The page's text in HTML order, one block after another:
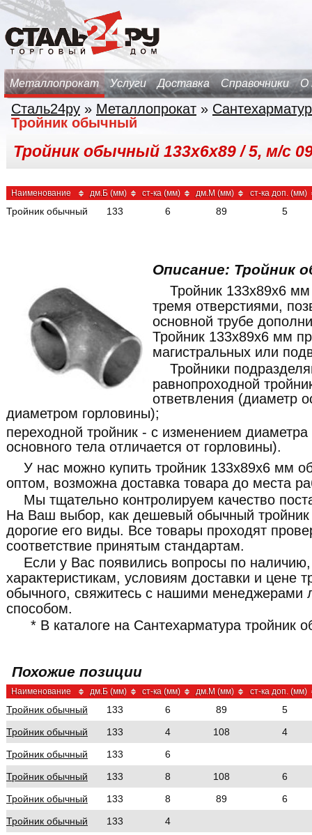
Металлопрокат Услуги Доставка Справочники О
Сталь24ру » Металлопрокат »
Тройник обычный
Тройник обычный 133х6х89 / 5, м/с
Наименование дм.Б (мм) ст-ка (мм) дм.М (мм) ст-ка доп. (мм)
Тройник обычный 133 6 89 5
Описание: Тройник
Тройник 133x89x6
тремя отверстиями,
основной трубе
Тройник 133x89x6 мм
магистральных или
Тройники
равнопроходной
ответвления (диаметр
диаметром горловины);
переходной тройник - с изменением
основного тела отличается от горловины).
У нас можно купить тройник 133x89x6 мм
оптом, возможна доставка товара до места
Мы тщательно контролируем качество
На Ваш выбор, как дешевый обычный
дорогие его виды. Все товары проходят
соответствие принятым стандартам.
Если у Вас появились вопросы по наличию,
характеристикам, условиям доставки и цене
обычного, свяжитесь с нашими
способом.
* В каталоге на Сантехарматура тройник
Похожие позиции
Наименование дм.Б (мм) ст-ка (мм) дм.М (мм) ст-ка доп. (мм)
Тройник обычный 133 6 89
5
Тройник обычный
133 4 108
4
Тройник обычный
133
6
Тройник обычный
133 8 108
6
Тройник обычный
133 8 89
6
Тройник обычный
133
4